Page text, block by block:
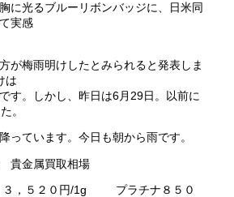
に光るブルーリボンバッジに、日米同
実感
が梅雨明けしたとみられると発表しま
は
す。しかし、昨日は6月29日。以前に
。
っています。今日も朝から雨です。
貴金属買取相場
，５２０円/1g プラチナ８５０